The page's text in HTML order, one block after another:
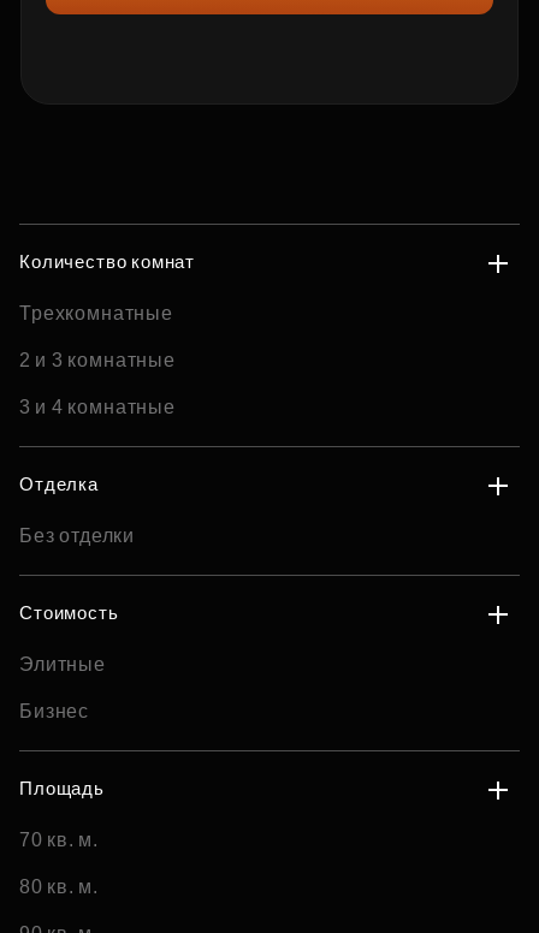
Количество комнат
Трехкомнатные
2 и 3 комнатные
3 и 4 комнатные
Отделка
Без отделки
Стоимость
Элитные
Бизнес
Площадь
70 кв. м.
80 кв. м.